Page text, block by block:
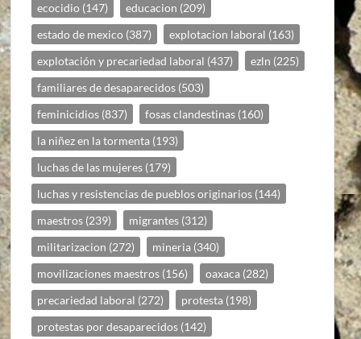
ecocidio (147) educacion (209)
estado de mexico (387) explotacion laboral (163)
explotación y precariedad laboral (437) ezln (225)
familiares de desaparecidos (503)
feminicidios (837) fosas clandestinas (160)
la niñez en la tormenta (193)
luchas de las mujeres (179)
luchas y resistencias de pueblos originarios (144)
maestros (239) migrantes (312)
militarizacion (272) mineria (340)
movilizaciones maestros (156) oaxaca (282)
precariedad laboral (272) protesta (198)
protestas por desaparecidos (142)